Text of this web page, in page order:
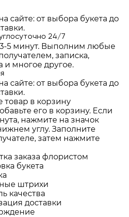
сайте: от выбора букета до
24/7
5 минут. Выполним любые
записка,
и многое другое.
сайте: от выбора букета до
товар в корзину
его в корзину. Если
нажмите на значок
углу. Заполните
затем нажмите
заказа флористом
букета
штрихи
качества
доставки